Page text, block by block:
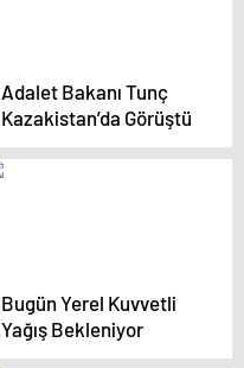
Adalet Bakanı Tunç
Kazakistan’da Görüştü
Bugün Yerel Kuvvetli
Yağış Bekleniyor